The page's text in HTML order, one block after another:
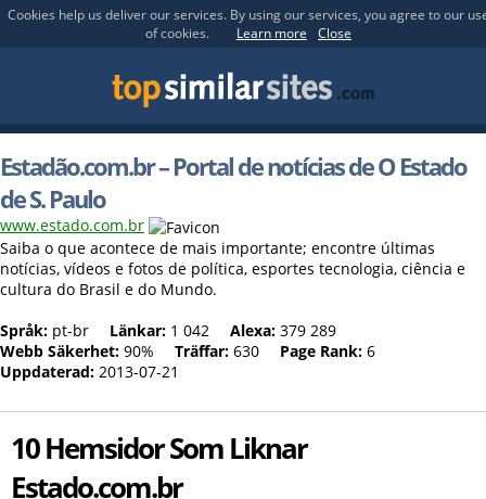
Cookies help us deliver our services. By using our services, you agree to our
of cookies.
Learn more Close
Estadão.com.br – Portal de notícias de O Estado
de S. Paulo
www.estado.com.br
Saiba o que acontece de mais importante; encontre últimas
notícias, vídeos e fotos de política, esportes tecnologia, ciência e
cultura do Brasil e do Mundo.
Språk: pt-br Länkar: 1 042 Alexa: 379 289
Webb Säkerhet: 90% Träffar: 630 Page Rank: 6
Uppdaterad: 2013-07-21
10 Hemsidor Som Liknar
Estado.com.br